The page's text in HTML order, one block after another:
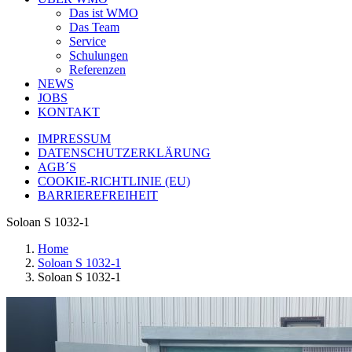
Das ist WMO
Das Team
Service
Schulungen
Referenzen
NEWS
JOBS
KONTAKT
IMPRESSUM
DATENSCHUTZERKLÄRUNG
AGB´S
COOKIE-RICHTLINIE (EU)
BARRIEREFREIHEIT
Soloan S 1032-1
Home
Soloan S 1032-1
Soloan S 1032-1